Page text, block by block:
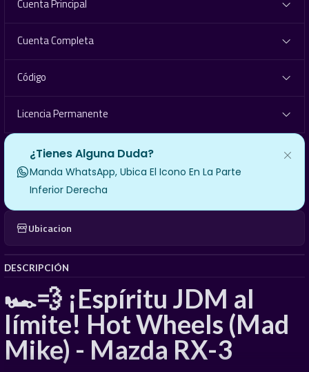
Cuenta Principal
Cuenta Completa
Código
Licencia Permanente
¿Tienes Alguna Duda?
Manda WhatsApp, Ubica El Icono En La Parte
Inferior Derecha
Ubicacion
DESCRIPCIÓN
🏎️💨 ¡Espíritu JDM al
límite! Hot Wheels (Mad
Mike) - Mazda RX-3